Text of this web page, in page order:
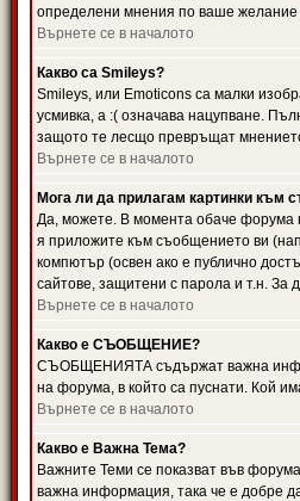
определени мнения по ваше желание
Върнете се в началото
Какво са Smileys?
Smileys, или Emoticons са малки
усмивка, а :( означава нацупване.
защото те лесщо превръщат
Върнете се в началото
Мога ли да прилагам картинки към
Да, можете. В момента обаче форума
я приложите към съобщението ви
компютър (освен ако е публично
сайтове, защитени с парола и т.н. За
Върнете се в началото
Какво е СЪОБЩЕНИЕ?
СЪОБЩЕНИЯТА съдържат важна
на форума, в който са пуснати. Кой
Върнете се в началото
Какво е Важна Тема?
Важните Теми се показват във
важна информация, така че е добре